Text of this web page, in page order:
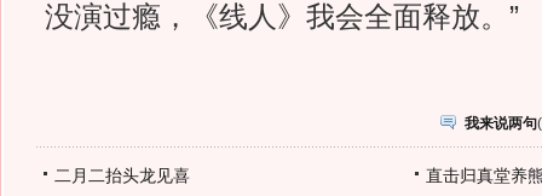
没演过瘾，《线人》我会全面释放。”
我来说两句(
二月二抬头龙见喜 直击归真堂养